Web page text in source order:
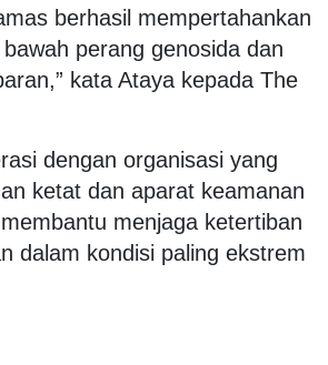
berhasil mempertahankan
perang genosida dan
kata Ataya kepada The
dengan organisasi yang
ketat dan aparat keamanan
menjaga ketertiban
dalam kondisi paling ekstrem